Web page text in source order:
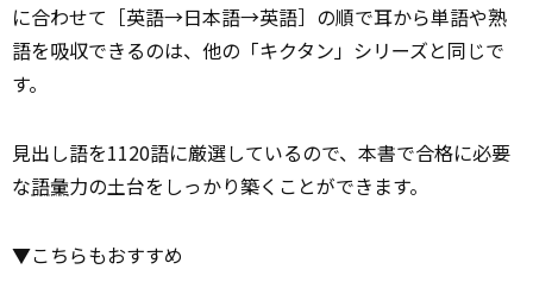
に合わせて［英語→日本語→英語］の順で耳から単語や熟
語を吸収できるのは、他の「キクタン」シリーズと同じで
す。
見出し語を1120語に厳選しているので、本書で合格に必要
な語彙力の土台をしっかり築くことができます。
▼こちらもおすすめ